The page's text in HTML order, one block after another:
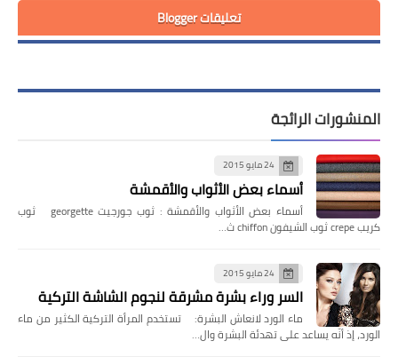
تعليقات Blogger
المنشورات الرائجة
24 مايو 2015
أسماء بعض الأثواب والأقمشة
أسماء بعض الأثواب والأقمشة : ثوب جورجيت georgette ثوب
كريب crepe ثوب الشيفون chiffon ث…
24 مايو 2015
السر وراء بشرة مشرقة لنجوم الشاشة التركية
ماء الورد لانعاش البشرة: تستخدم المرأة التركية الكثير من ماء
الورد، إذ أنّه يساعد على تهدئة البشرة وال…